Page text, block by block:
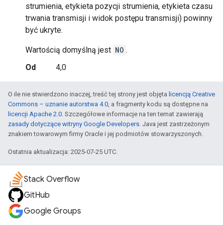
strumienia, etykieta pozycji strumienia, etykieta czasu
trwania transmisji i widok postępu transmisji) powinny
być ukryte.
Wartością domyślną jest NO .
Od
4,0
O ile nie stwierdzono inaczej, treść tej strony jest objęta licencją Creative
Commons – uznanie autorstwa 4.0 , a fragmenty kodu są dostępne na
licencji Apache 2.0 . Szczegółowe informacje na ten temat zawierają
zasady dotyczące witryny Google Developers . Java jest zastrzeżonym
znakiem towarowym firmy Oracle i jej podmiotów stowarzyszonych.
Ostatnia aktualizacja: 2025-07-25 UTC.
Stack Overflow
GitHub
Google Groups